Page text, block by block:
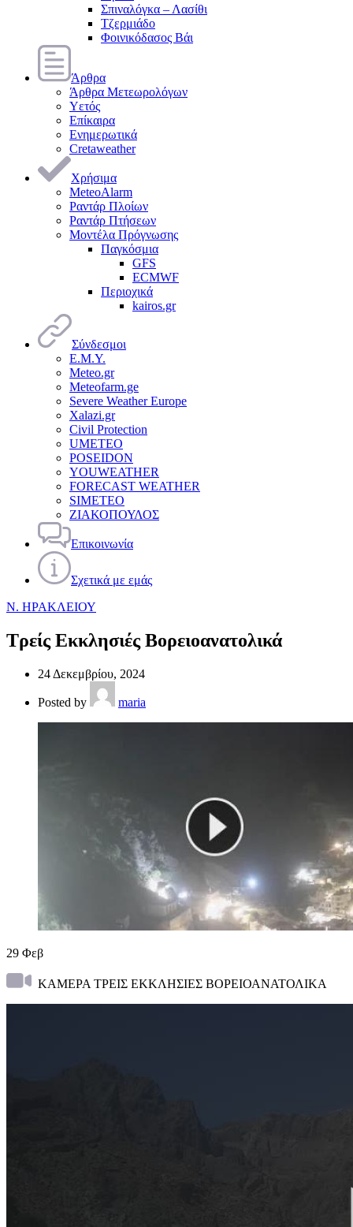
Σπιναλόγκα – Λασίθι
Τζερμιάδο
Φοινικόδασος Βάι
Άρθρα
Άρθρα Μετεωρολόγων
Υετός
Επίκαιρα
Ενημερωτικά
Cretaweather
Χρήσιμα
MeteoAlarm
Ραντάρ Πλοίων
Ραντάρ Πτήσεων
Μοντέλα Πρόγνωσης
Παγκόσμια
GFS
ECMWF
Περιοχικά
kairos.gr
Σύνδεσμοι
Ε.Μ.Υ.
Meteo.gr
Meteofarm.ge
Severe Weather Europe
Xalazi.gr
Civil Protection
UMETEO
POSEIDON
YOUWEATHER
FORECAST WEATHER
SIMETEO
ΖΙΑΚΟΠΟΥΛΟΣ
Επικοινωνία
Σχετικά με εμάς
Ν. ΗΡΑΚΛΕΙΟΥ
Τρείς Εκκλησιές Βορειοανατολικά
24 Δεκεμβρίου, 2024
Posted by maria
29 Φεβ
ΚΑΜΕΡΑ ΤΡΕΙΣ ΕΚΚΛΗΣΙΕΣ ΒΟΡΕΙΟΑΝΑΤΟΛΙΚΑ